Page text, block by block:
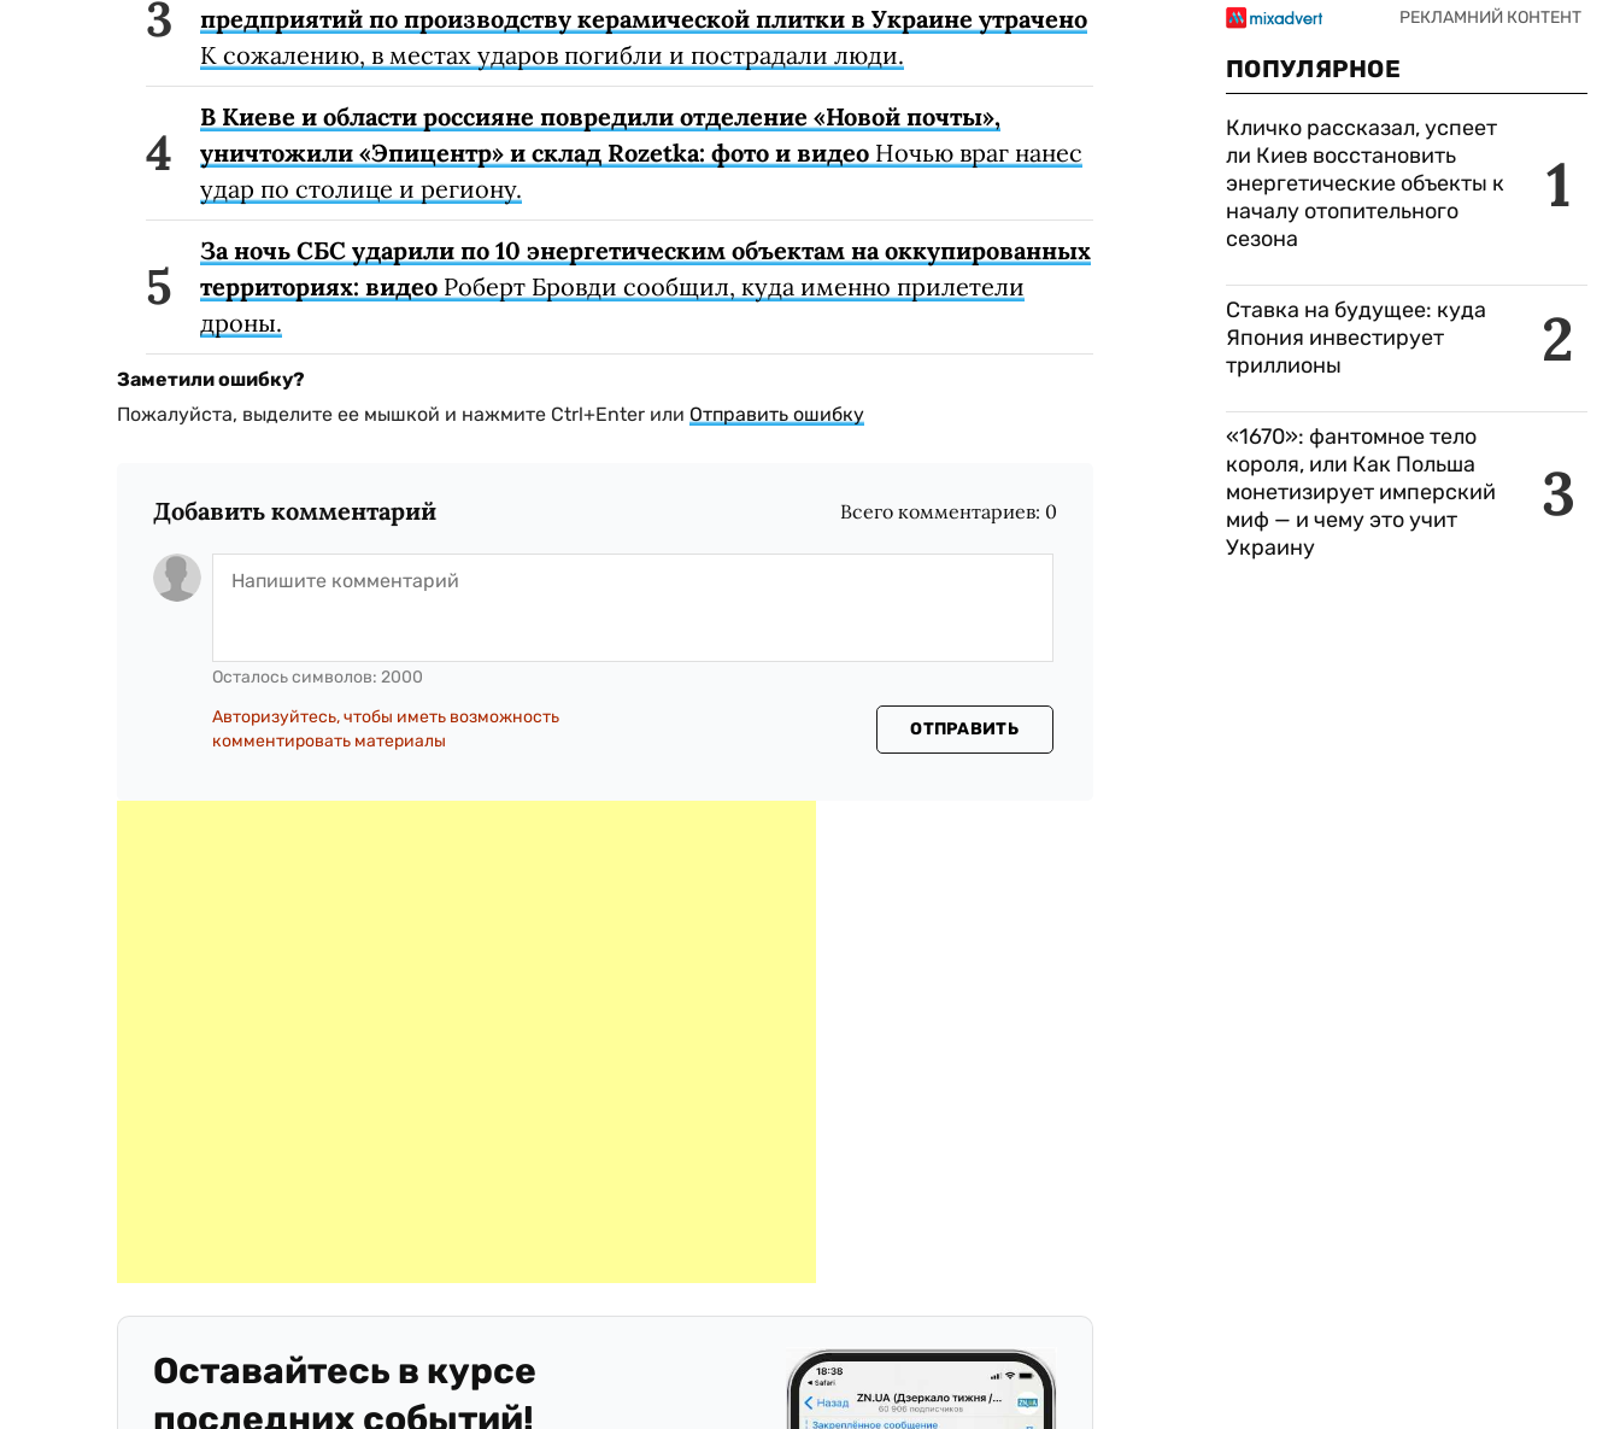
предприятий по производству керамической плитки в Украине утрачено
К сожалению, в местах ударов погибли и пострадали люди.
В Киеве и области россияне повредили отделение «Новой почты»,
уничтожили «Эпицентр» и склад Rozetka: фото и видео Ночью враг нанес
удар по столице и региону.
За ночь СБС ударили по 10 энергетическим объектам на оккупированных
территориях: видео Роберт Бровди сообщил, куда именно прилетели
дроны.
Заметили ошибку?
Пожалуйста, выделите ее мышкой и нажмите Ctrl+Enter или Отправить ошибку
Добавить комментарий Всего комментариев: 0
Осталось символов: 2000
Авторизуйтесь, чтобы иметь возможность
комментировать материалы
ОТПРАВИТЬ
Оставайтесь в курсе
последних событий!
ПОПУЛЯРНОЕ
1
Кличко рассказал, успеет
ли Киев восстановить
энергетические объекты к
началу отопительного
сезона
2
Ставка на будущее: куда
Япония инвестирует
триллионы
3
«1670»: фантомное тело
короля, или Как Польша
монетизирует имперский
миф — и чему это учит
Украину